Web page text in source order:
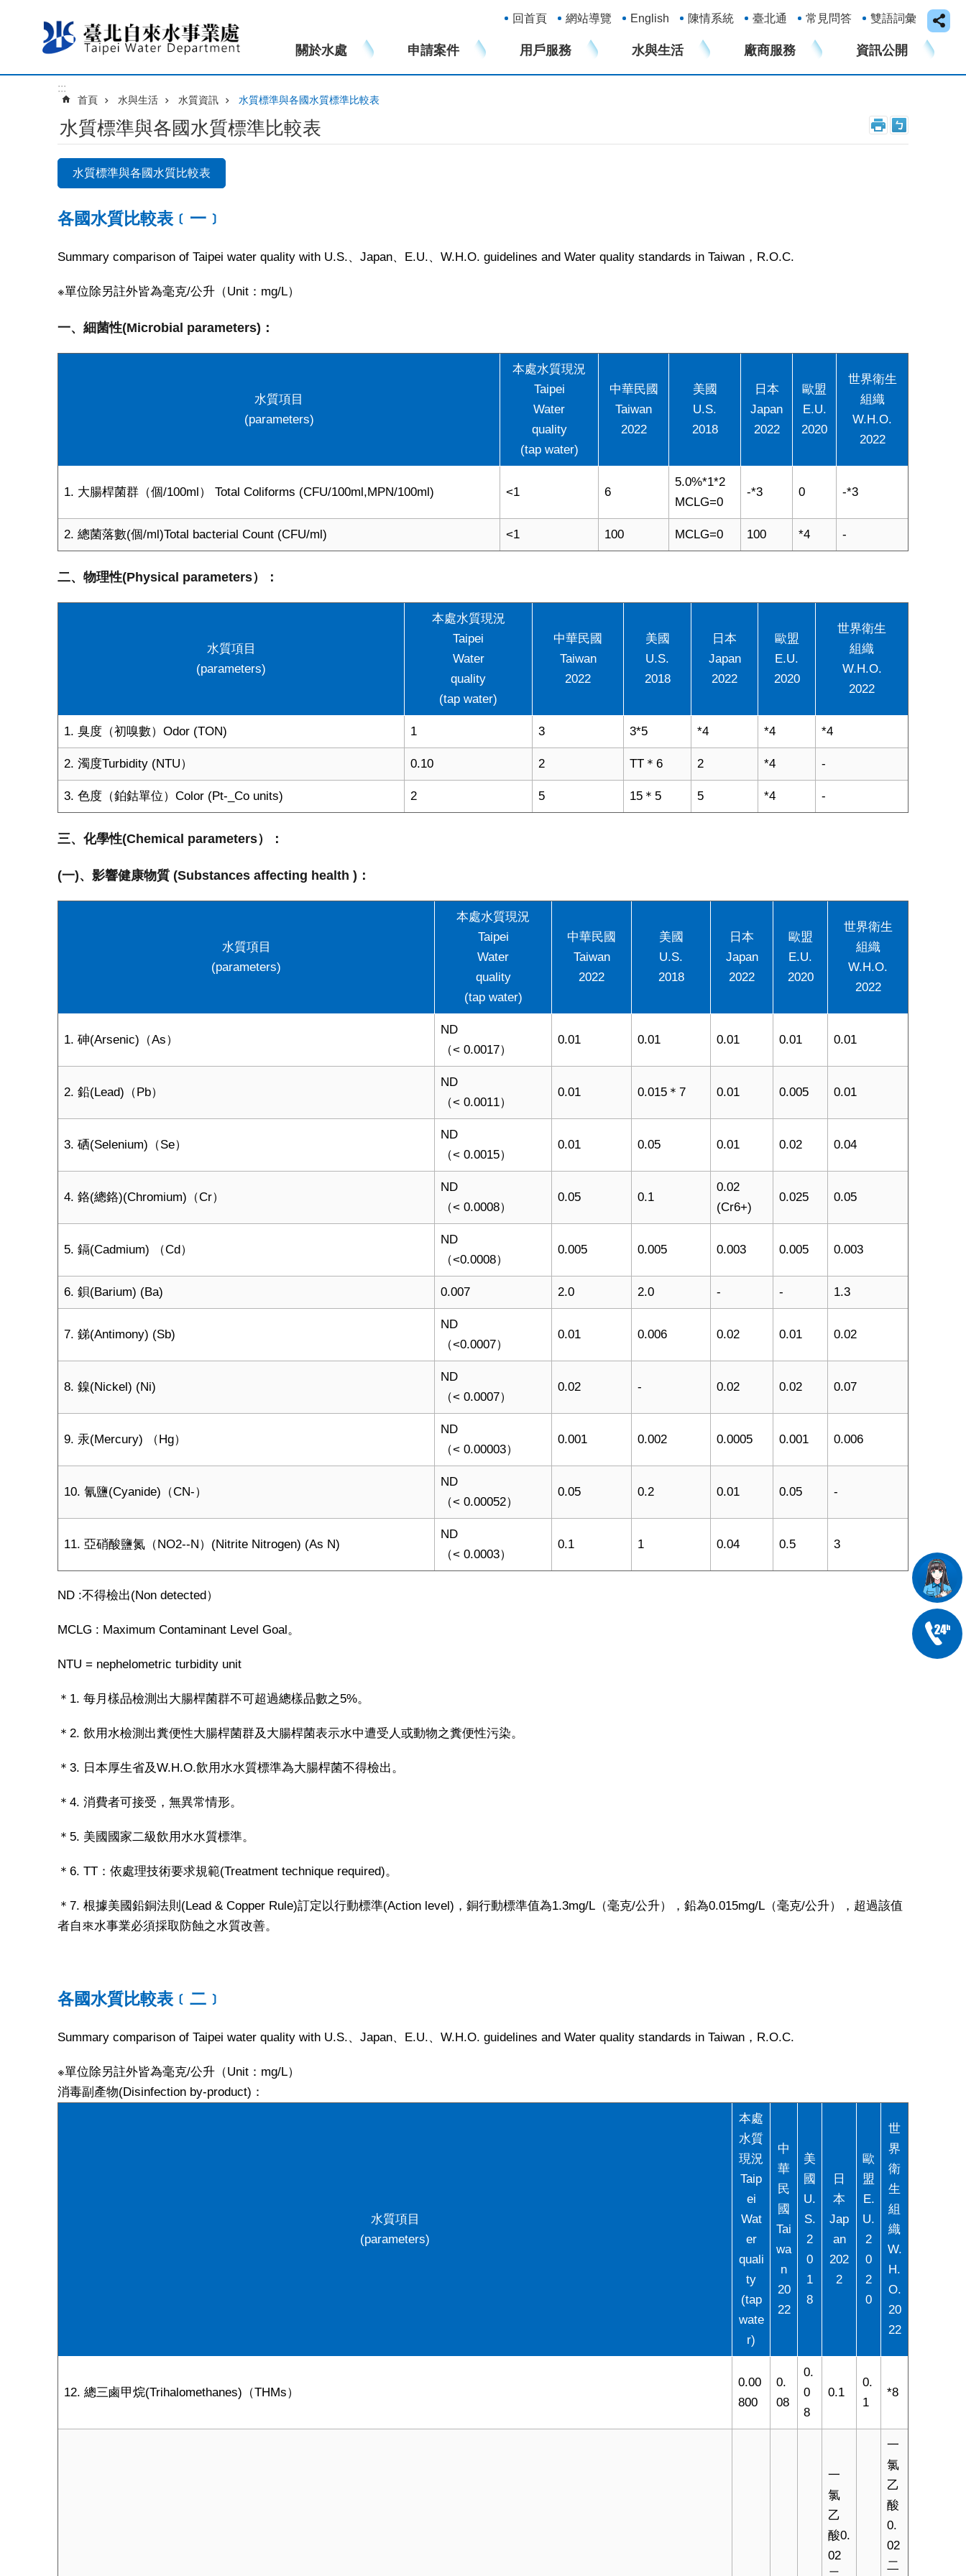
回首頁
網站導覽 English 陳情系統 臺北通 常見問答 雙語詞彙
關於水處 申請案件 用戶服務 水與生活 廠商服務 資訊公開
:::
首頁 水與生活 水質資訊 水質標準與各國水質標準比較表
水質標準與各國水質標準比較表
水質標準與各國水質比較表
各國水質比較表﹝一﹞
Summary comparison of Taipei water quality with U.S.、Japan、E.U.、W.H.O. guidelines and Water quality standards in Taiwan，R.O.C.
※單位除另註外皆為毫克/公升（Unit：mg/L）
一、細菌性(Microbial parameters)：
水質項目
(parameters)
本處水質現況
Taipei
Water
quality
(tap water)
中華民國
Taiwan
2022
美國
U.S.
2018
日本
Japan
2022
歐盟
E.U.
2020
世界衛生
組織
W.H.O.
2022
1. 大腸桿菌群（個/100ml） Total Coliforms (CFU/100ml,MPN/100ml) <1 6
5.0%*1*2
MCLG=0
-*3 0 -*3
2. 總菌落數(個/ml)Total bacterial Count (CFU/ml) <1 100 MCLG=0 100 *4 -
二、物理性(Physical parameters）：
水質項目
(parameters)
本處水質現況
Taipei
Water
quality
(tap water)
中華民國
Taiwan
2022
美國
U.S.
2018
日本
Japan
2022
歐盟
E.U.
2020
世界衛生
組織
W.H.O.
2022
1. 臭度（初嗅數）Odor (TON) 1 3 3*5 *4 *4 *4
2. 濁度Turbidity (NTU） 0.10 2 TT＊6 2 *4 -
3. 色度（鉑鈷單位）Color (Pt-_Co units) 2 5 15＊5 5 *4 -
三、化學性(Chemical parameters）：
(一)、影響健康物質 (Substances affecting health )：
水質項目
(parameters)
本處水質現況
Taipei
Water
quality
(tap water)
中華民國
Taiwan
2022
美國
U.S.
2018
日本
Japan
2022
歐盟
E.U.
2020
世界衛生
組織
W.H.O.
2022
1. 砷(Arsenic)（As）
ND
（< 0.0017）
0.01 0.01 0.01 0.01 0.01
2. 鉛(Lead)（Pb）
ND
（< 0.0011）
0.01 0.015＊7 0.01 0.005 0.01
3. 硒(Selenium)（Se）
ND
（< 0.0015）
0.01 0.05 0.01 0.02 0.04
4. 鉻(總鉻)(Chromium)（Cr）
ND
（< 0.0008）
0.05 0.1
0.02
(Cr6+)
0.025 0.05
5. 鎘(Cadmium) （Cd）
ND
（<0.0008）
0.005 0.005 0.003 0.005 0.003
6. 鋇(Barium) (Ba) 0.007 2.0 2.0 - - 1.3
7. 銻(Antimony) (Sb)
ND
（<0.0007）
0.01 0.006 0.02 0.01 0.02
8. 鎳(Nickel) (Ni)
ND
（< 0.0007）
0.02 - 0.02 0.02 0.07
9. 汞(Mercury) （Hg）
ND
（< 0.00003）
0.001 0.002 0.0005 0.001 0.006
10. 氰鹽(Cyanide)（CN-）
ND
（< 0.00052）
0.05 0.2 0.01 0.05 -
11. 亞硝酸鹽氮（NO2--N）(Nitrite Nitrogen) (As N)
ND
（< 0.0003）
0.1 1 0.04 0.5 3
ND :不得檢出(Non detected）
MCLG : Maximum Contaminant Level Goal。
NTU = nephelometric turbidity unit
＊1. 每月樣品檢測出大腸桿菌群不可超過總樣品數之5%。
＊2. 飲用水檢測出糞便性大腸桿菌群及大腸桿菌表示水中遭受人或動物之糞便性污染。
＊3. 日本厚生省及W.H.O.飲用水水質標準為大腸桿菌不得檢出。
＊4. 消費者可接受，無異常情形。
＊5. 美國國家二級飲用水水質標準。
＊6. TT：依處理技術要求規範(Treatment technique required)。
＊7. 根據美國鉛銅法則(Lead & Copper Rule)訂定以行動標準(Action level)，銅行動標準值為1.3mg/L（毫克/公升），鉛為0.015mg/L（毫克/公升），超過該值
者自來水事業必須採取防蝕之水質改善。
各國水質比較表﹝二﹞
Summary comparison of Taipei water quality with U.S.、Japan、E.U.、W.H.O. guidelines and Water quality standards in Taiwan，R.O.C.
※單位除另註外皆為毫克/公升（Unit：mg/L）
消毒副產物(Disinfection by-product)：
水質項目
(parameters)
本處
水質
現況
Taip
ei
Wat
er
quali
ty
(tap
wate
r)
中
華
民
國
Tai
wa
n
20
22
美
國
U.
S.
2
0
1
8
日
本
Jap
an
202
2
歐
盟
E.
U.
2
0
2
0
世
界
衛
生
組
織
W.
H.
O.
20
22
12. 總三鹵甲烷(Trihalomethanes)（THMs）
0.00
800
0.
08
0.
0
8
0.1
0.
1
*8
一
氯
乙
酸0.
02
一
氯
乙
酸
0.
02
二